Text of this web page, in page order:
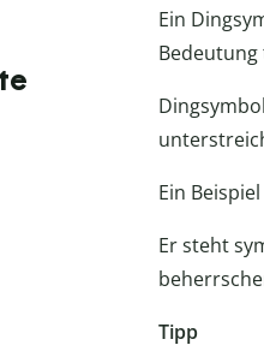
Ein
Ein
Er steht
Tipp